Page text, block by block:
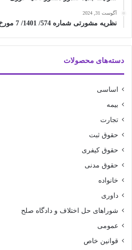
آگوست 31, 2024
نظریه مشورتی شماره 574/ 1401/ 7 مورخ 6/ 7/ 1401
دسته‌های محصولات
اساسی
بیمه
تجارت
حقوق ثبت
حقوق کیفری
حقوق مدنی
خانواده
داوری
شوراهای حل اختلاف و دادگاه صلح
عمومی
قوانین خاص